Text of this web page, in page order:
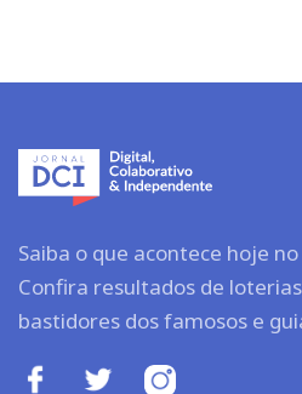
Saiba o que acontece hoje
Confira resultados de
bastidores dos famosos e